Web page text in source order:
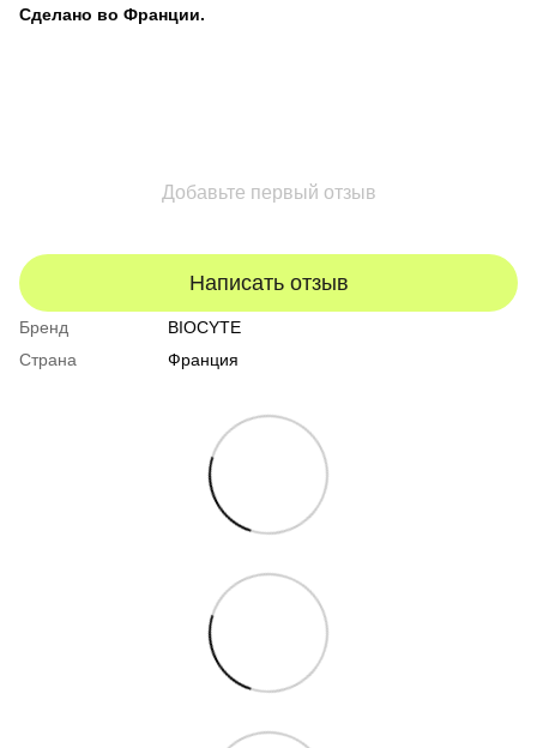
Сделано во Франции.
Добавьте первый отзыв
Написать отзыв
Бренд
BIOCYTE
Страна
Франция